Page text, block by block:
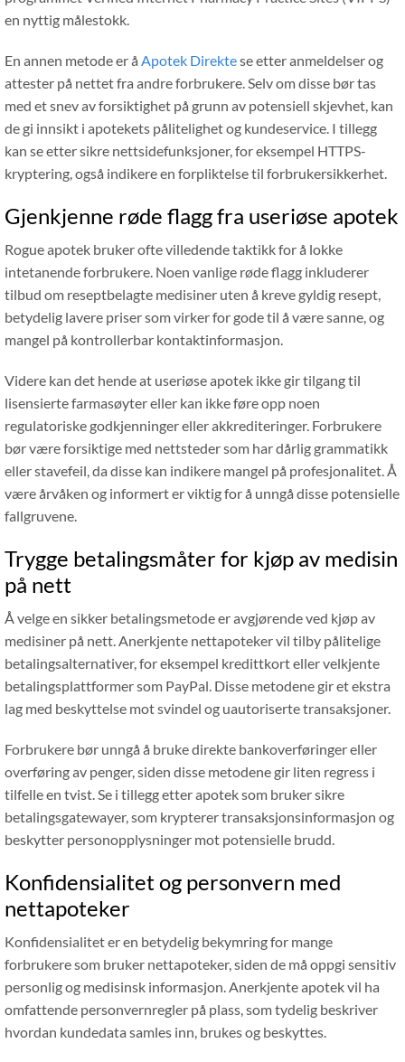
en nyttig målestokk.
En annen metode er å Apotek Direktese etter anmeldelser og
attester på nettet fra andre forbrukere. Selv om disse bør tas
med et snev av forsiktighet på grunn av potensiell skjevhet, kan
de gi innsikt i apotekets pålitelighet og kundeservice. I tillegg
kan se etter sikre nettsidefunksjoner, for eksempel HTTPS-
kryptering, også indikere en forpliktelse til forbrukersikkerhet.
Gjenkjenne røde flagg fra useriøse apotek
Rogue apotek bruker ofte villedende taktikk for å lokke
intetanende forbrukere. Noen vanlige røde flagg inkluderer
tilbud om reseptbelagte medisiner uten å kreve gyldig resept,
betydelig lavere priser som virker for gode til å være sanne, og
mangel på kontrollerbar kontaktinformasjon.
Videre kan det hende at useriøse apotek ikke gir tilgang til
lisensierte farmasøyter eller kan ikke føre opp noen
regulatoriske godkjenninger eller akkrediteringer. Forbrukere
bør være forsiktige med nettsteder som har dårlig grammatikk
eller stavefeil, da disse kan indikere mangel på profesjonalitet. Å
være årvåken og informert er viktig for å unngå disse potensielle
fallgruvene.
Trygge betalingsmåter for kjøp av medisin
på nett
Å velge en sikker betalingsmetode er avgjørende ved kjøp av
medisiner på nett. Anerkjente nettapoteker vil tilby pålitelige
betalingsalternativer, for eksempel kredittkort eller velkjente
betalingsplattformer som PayPal. Disse metodene gir et ekstra
lag med beskyttelse mot svindel og uautoriserte transaksjoner.
Forbrukere bør unngå å bruke direkte bankoverføringer eller
overføring av penger, siden disse metodene gir liten regress i
tilfelle en tvist. Se i tillegg etter apotek som bruker sikre
betalingsgatewayer, som krypterer transaksjonsinformasjon og
beskytter personopplysninger mot potensielle brudd.
Konfidensialitet og personvern med
nettapoteker
Konfidensialitet er en betydelig bekymring for mange
forbrukere som bruker nettapoteker, siden de må oppgi sensitiv
personlig og medisinsk informasjon. Anerkjente apotek vil ha
omfattende personvernregler på plass, som tydelig beskriver
hvordan kundedata samles inn, brukes og beskyttes.